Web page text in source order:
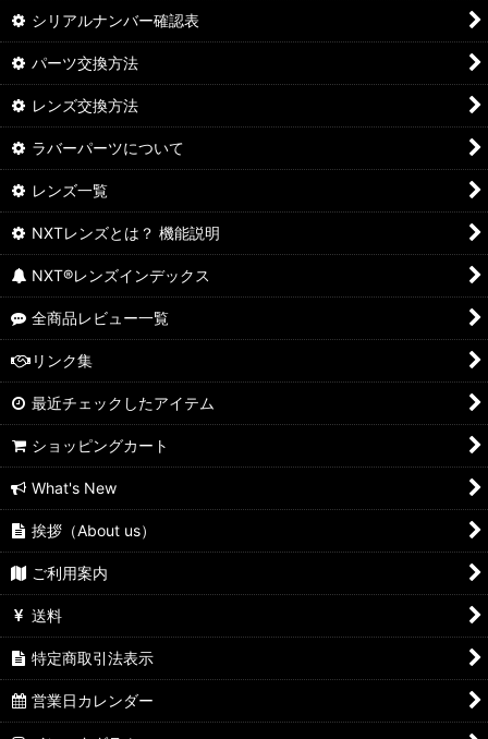
シリアルナンバー確認表
パーツ交換方法
レンズ交換方法
ラバーパーツについて
レンズ一覧
NXTレンズとは？ 機能説明
NXT®レンズインデックス
全商品レビュー一覧
リンク集
最近チェックしたアイテム
ショッピングカート
What's New
挨拶（About us）
ご利用案内
送料
特定商取引法表示
営業日カレンダー